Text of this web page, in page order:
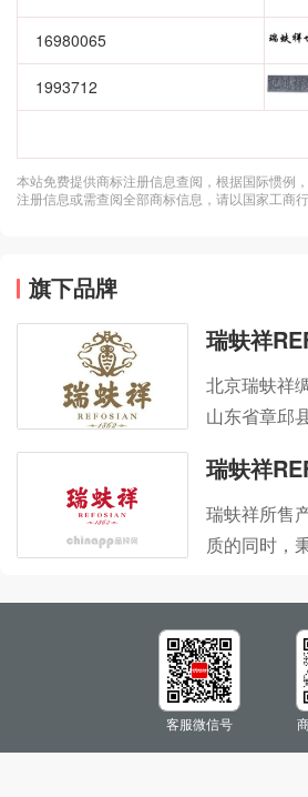
16980065
1993712
本站免费提供商标注册信息查阅，根据国际惯例
注册信息或需查阅全部商标信息，请以国家工商
旗下品牌
瑞蚨祥
北京瑞蚨祥
山东省章邱
两白银，
店。参照《
瑞蚨祥
瑞蚨祥所售
质的同时，
客服微信号